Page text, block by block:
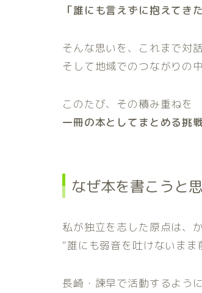
「誰にも言えずに抱えてき
そんな思いを、これまで対
そして地域でのつながりの
このたび、その積み重ねを
一冊の本としてまとめる挑
なぜ本を書こうと
私が独立を志した原点は、
“誰にも弱音を吐けないまま
長崎・諫早で活動するよう